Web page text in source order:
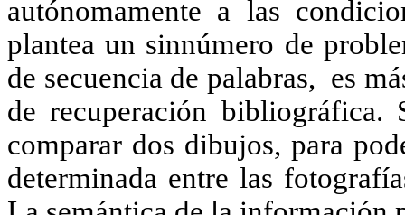
autónomamente a las
plantea un sinnúmero de
de secuencia de palabras, es
de recuperación bibliográfica.
comparar dos dibujos, para
determinada entre las